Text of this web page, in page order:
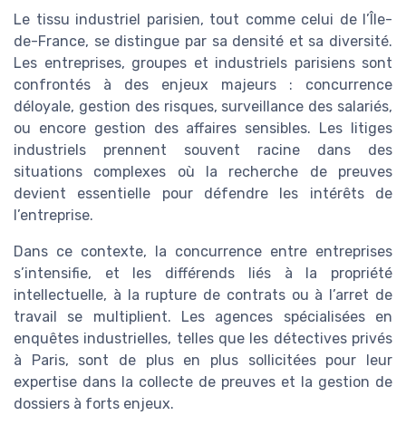
Le tissu industriel parisien, tout comme celui de l’Île-
de-France, se distingue par sa densité et sa diversité.
Les entreprises, groupes et industriels parisiens sont
confrontés à des enjeux majeurs : concurrence
déloyale, gestion des risques, surveillance des salariés,
ou encore gestion des affaires sensibles. Les litiges
industriels prennent souvent racine dans des
situations complexes où la recherche de preuves
devient essentielle pour défendre les intérêts de
l’entreprise.
Dans ce contexte, la concurrence entre entreprises
s’intensifie, et les différends liés à la propriété
intellectuelle, à la rupture de contrats ou à l’arret de
travail se multiplient. Les agences spécialisées en
enquêtes industrielles, telles que les détectives privés
à Paris, sont de plus en plus sollicitées pour leur
expertise dans la collecte de preuves et la gestion de
dossiers à forts enjeux.